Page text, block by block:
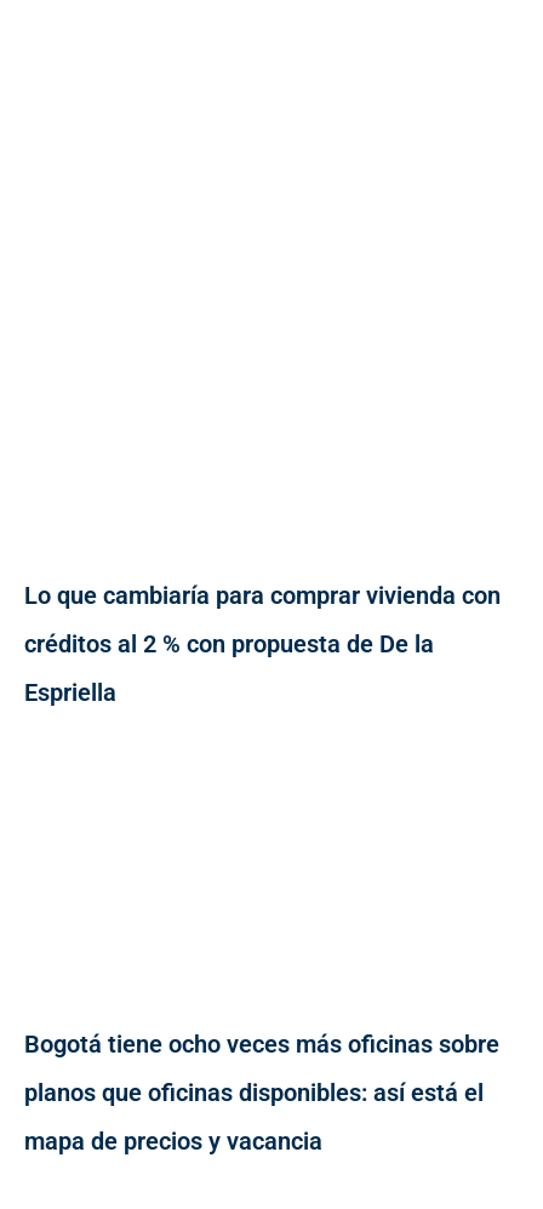
Lo que cambiaría para comprar vivienda con
créditos al 2 % con propuesta de De la
Espriella
Bogotá tiene ocho veces más oficinas sobre
planos que oficinas disponibles: así está el
mapa de precios y vacancia